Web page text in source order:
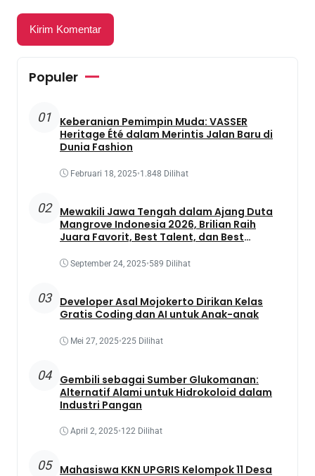
Populer
01
Keberanian Pemimpin Muda: VASSER
Heritage Été dalam Merintis Jalan Baru di
Dunia Fashion
Februari 18, 2025•1.848 Dilihat
02
Mewakili Jawa Tengah dalam Ajang Duta
Mangrove Indonesia 2026, Brilian Raih
Juara Favorit, Best Talent, dan Best
September 24, 2025•589 Dilihat
03
Developer Asal Mojokerto Dirikan Kelas
Gratis Coding dan AI untuk Anak-anak
Mei 27, 2025•225 Dilihat
04
Gembili sebagai Sumber Glukomanan:
Alternatif Alami untuk Hidrokoloid dalam
Industri Pangan
April 2, 2025•122 Dilihat
05
Mahasiswa KKN UPGRIS Kelompok 11 Desa